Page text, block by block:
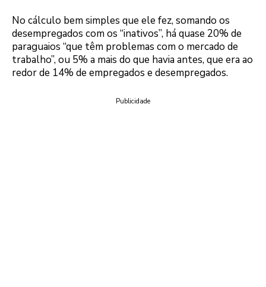
No cálculo bem simples que ele fez, somando os
desempregados com os “inativos”, há quase 20% de
paraguaios “que têm problemas com o mercado de
trabalho”, ou 5% a mais do que havia antes, que era ao
redor de 14% de empregados e desempregados.
Publicidade